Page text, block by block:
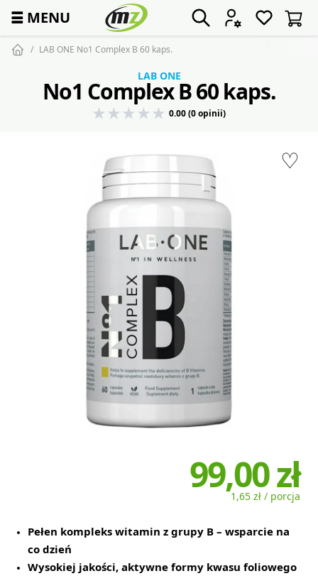
☰ MENU
LAB ONE No1 Complex B 60 kaps.
♡
LAB ONE
No1 Complex B 60 kaps.
0.00 (0 opinii)
99,00 zł
1,65 zł / porcja
Pełen kompleks witamin z grupy B – wsparcie na
co dzień
Wysokiej jakości, aktywne formy kwasu foliowego